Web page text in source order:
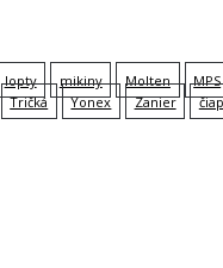
lopty mikiny Molten MPS
Tričká Yonex Zanier